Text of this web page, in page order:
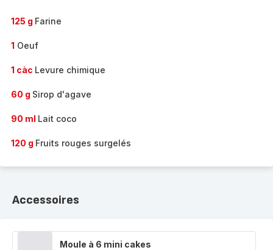
125 g Farine
1 Oeuf
1 càc Levure chimique
60 g Sirop d'agave
90 ml Lait coco
120 g Fruits rouges surgelés
Accessoires
Moule à 6 mini cakes